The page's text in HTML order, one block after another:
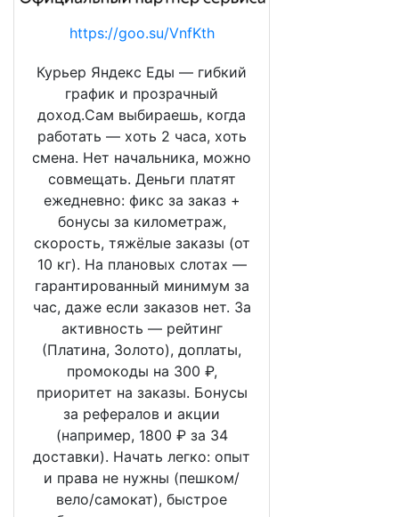
https://goo.su/VnfKth
Курьер Яндекс Еды — гибкий
график и прозрачный
доход.Сам выбираешь, когда
работать — хоть 2 часа, хоть
смена. Нет начальника, можно
совмещать. Деньги платят
ежедневно: фикс за заказ +
бонусы за километраж,
скорость, тяжёлые заказы (от
10 кг). На плановых слотах —
гарантированный минимум за
час, даже если заказов нет. За
активность — рейтинг
(Платина, Золото), доплаты,
промокоды на 300 ₽,
приоритет на заказы. Бонусы
за рефералов и акции
(например, 1800 ₽ за 34
доставки). Начать легко: опыт
и права не нужны (пешком/
вело/самокат), быстрое